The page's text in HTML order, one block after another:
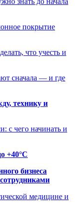
покрытие
что учесть и
сначала — и где
технику и
с чего начинать и
+40°C
бизнеса
медицине и